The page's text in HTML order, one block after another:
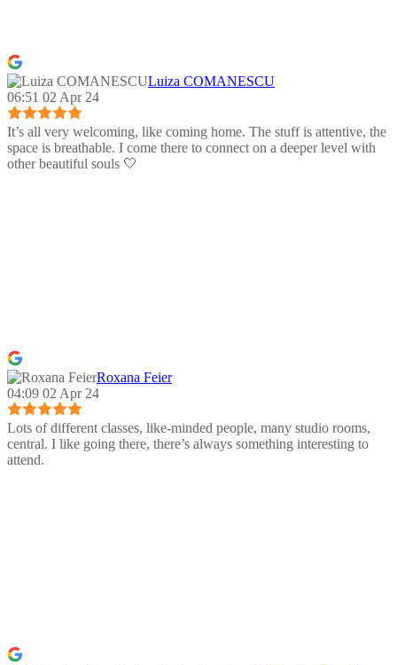
Luiza COMANESCU
06:51 02 Apr 24
It’s all very welcoming, like coming home. The stuff is attentive, the
space is breathable. I come there to connect on a deeper level with
other beautiful souls 🤍
Roxana Feier
04:09 02 Apr 24
Lots of different classes, like-minded people, many studio rooms,
central. I like going there, there’s always something interesting to
attend.